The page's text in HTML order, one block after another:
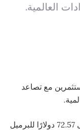
العالمية.
تفاعل المستثمرين مع تصاعد
وارتفع خام غرب تكساس الوسيط الأمريكي بمقدار 5.55 دولارات، أي بأكثر من 8%، ليصل إلى 72.57 دولارًا للبرميل